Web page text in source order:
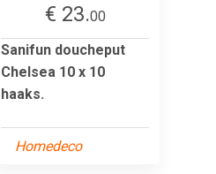
€ 23.00
Sanifun doucheput
Chelsea 10 x 10
haaks.
Homedeco